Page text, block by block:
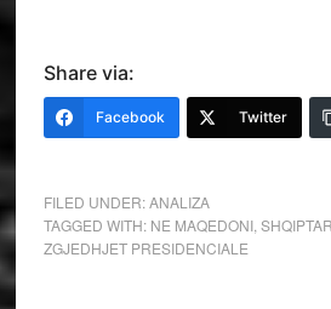
Share via:
Facebook Twitter
FILED UNDER:ANALIZA
TAGGED WITH: NE MAQEDONI,
ZGJEDHJET PRESIDENCIALE